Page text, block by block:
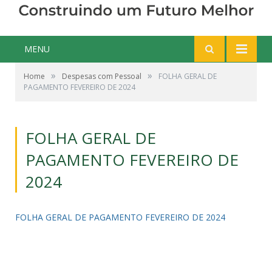
MENU
Home » Despesas com Pessoal »
FOLHA GERAL DE
PAGAMENTO FEVEREIRO DE 2024
FOLHA GERAL DE
PAGAMENTO FEVEREIRO DE
2024
FOLHA GERAL DE PAGAMENTO FEVEREIRO DE 2024